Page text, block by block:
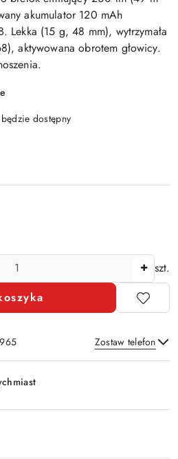
akumulator 120 mAh
Lekka (15 g, 48 mm), wytrzymała
aktywowana obrotem głowicy.
dostępny
szt.
Zostaw telefon